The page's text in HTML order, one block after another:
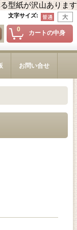
型紙が沢山あります
文字サイズ:
0 カートの中身
お問い合せ